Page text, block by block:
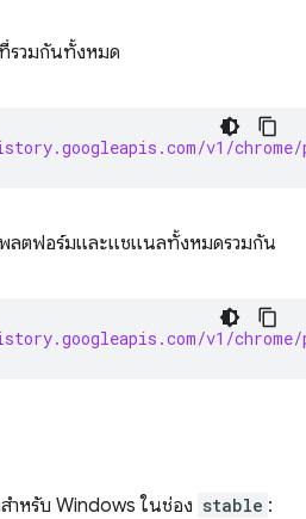
รวมกันทั้งหมด
v1/
ลตฟอร์มและแชแนลทั้งหมดรวมกัน
v1/
ำหรับ Windows ในช่อง stable :